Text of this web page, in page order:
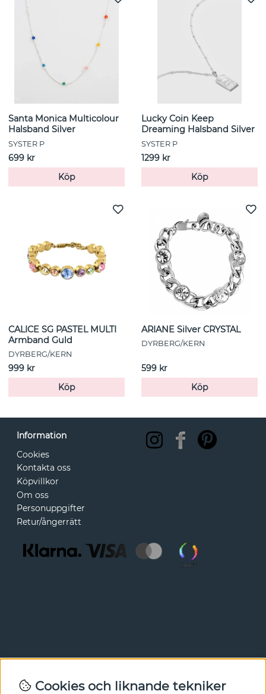
Santa Monica Multicolour
Halsband Silver
SYSTER P
699 kr
Köp
Lucky Coin Keep
Dreaming Halsband Silver
SYSTER P
1299 kr
Köp
CALICE SG PASTEL MULTI
Armband Guld
DYRBERG/KERN
999 kr
Köp
ARIANE Silver CRYSTAL
DYRBERG/KERN
599 kr
Köp
Information
Cookies
Kontakta oss
Köpvillkor
Om oss
Personuppgifter
Retur/ångerrätt
Nyhetsbrev
Cookies och liknande tekniker